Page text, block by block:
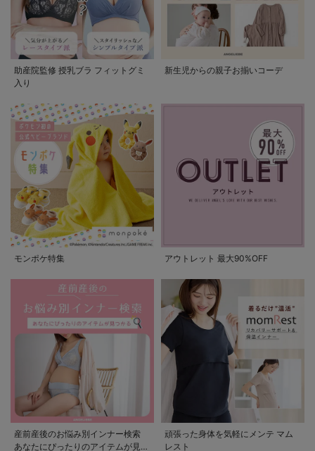
助産院監修 授乳ブラ フィットグミ
入り
新生児からの親子お揃いコーデ
モンポケ特集 アウトレット 最大90%OFF
産前産後のお悩み別インナー検索
あなたにぴったりのアイテムが見つ
頑張った身体を気軽にメンテ マム
レスト